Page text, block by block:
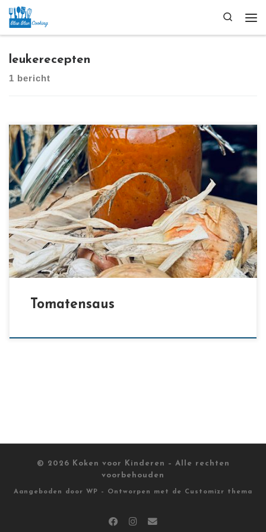
Ga naar inhoud
Search
leukerecepten
1 bericht
[…]
Tomatensaus
© 2026 Koken voor Kinderen
– Alle rechten
voorbehouden
Aangeboden door WP – Ontworpen met de Customizr thema